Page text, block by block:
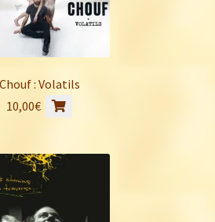
Chouf : Volatils
10,00€